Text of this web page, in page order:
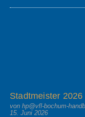
Stadtmeister 2026
von hp@vfl-bochum-
15. Juni 2026